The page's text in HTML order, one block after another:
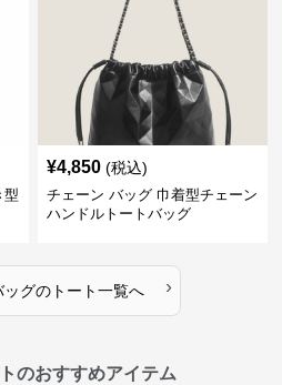
型
¥4,850 (税込)
チェーン バッグ 巾着型チェーン
ハンドルトートバッグ
ッグのトート一覧へ ›
のおすすめアイテム